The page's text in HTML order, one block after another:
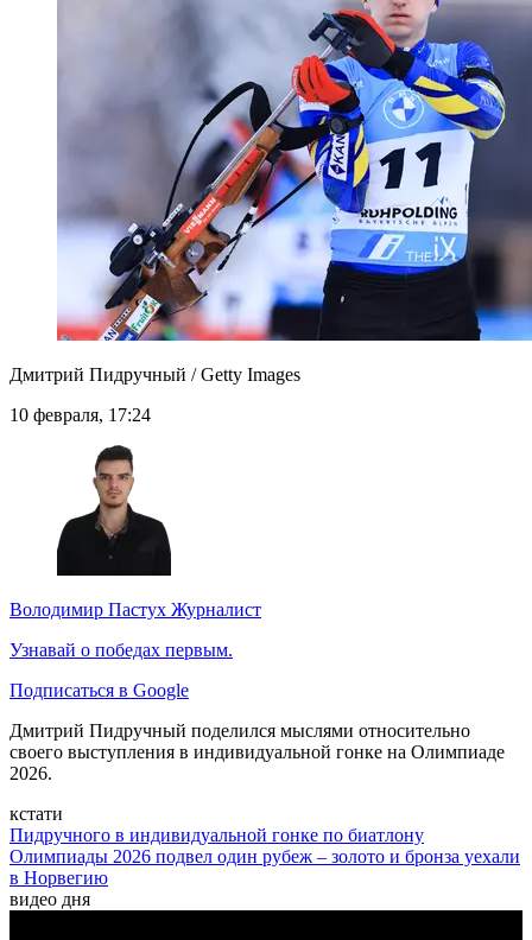
Дмитрий Пидручный / Getty Images
10 февраля, 17:24
Володимир Пастух Журналист
Узнавай о победах первым.
Подписаться в Google
Дмитрий Пидручный поделился мыслями относительно
своего выступления в индивидуальной гонке на Олимпиаде
2026.
кстати
Пидручного в индивидуальной гонке по биатлону
Олимпиады 2026 подвел один рубеж – золото и бронза уехали
в Норвегию
видео дня